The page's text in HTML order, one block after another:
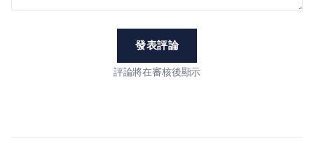
發表評論
評論將在審核後顯示